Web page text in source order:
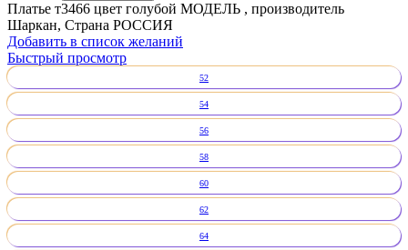
Платье т3466 цвет голубой МОДЕЛЬ , производитель
Шаркан, Страна РОССИЯ
Добавить в список желаний
Быстрый просмотр
52
54
56
58
60
62
64